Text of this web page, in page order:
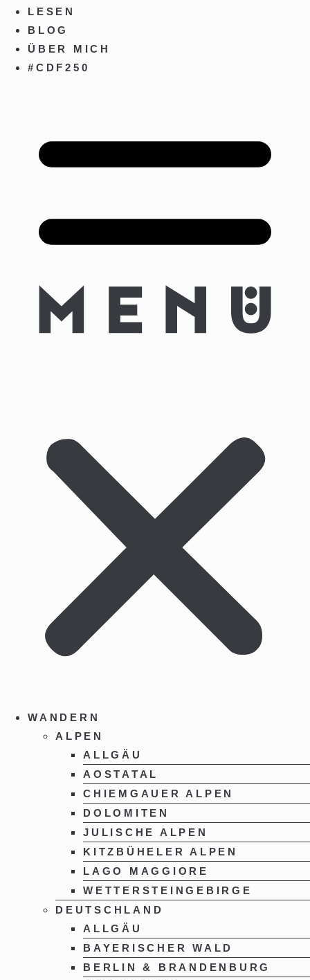
LESEN
BLOG
ÜBER MICH
#CDF250
WANDERN
ALPEN
ALLGÄU
AOSTATAL
CHIEMGAUER ALPEN
DOLOMITEN
JULISCHE ALPEN
KITZBÜHELER ALPEN
LAGO MAGGIORE
WETTERSTEINGEBIRGE
DEUTSCHLAND
ALLGÄU
BAYERISCHER WALD
BERLIN & BRANDENBURG